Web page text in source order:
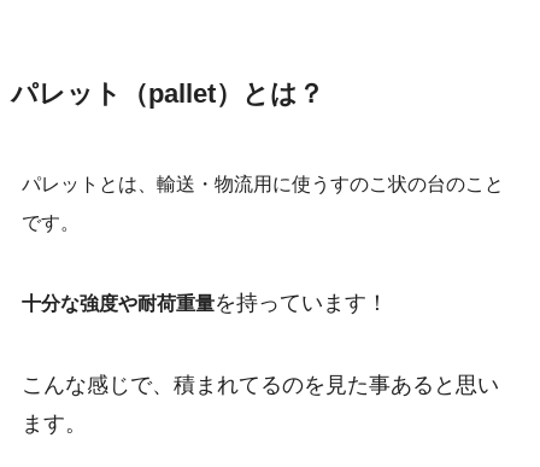
パレット（pallet）とは？
パレットとは、輸送・物流用に使うすのこ状の台のこと
です。
十分な強度や耐荷重量を持っています！
こんな感じで、積まれてるのを見た事あると思い
ます。